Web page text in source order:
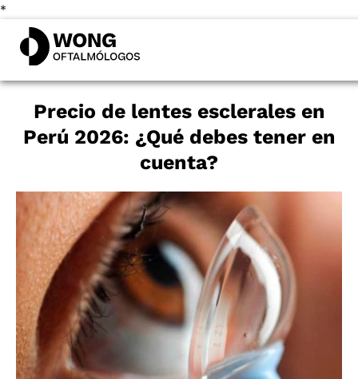
*
Precio de lentes esclerales en
Perú 2026: ¿Qué debes tener en
cuenta?